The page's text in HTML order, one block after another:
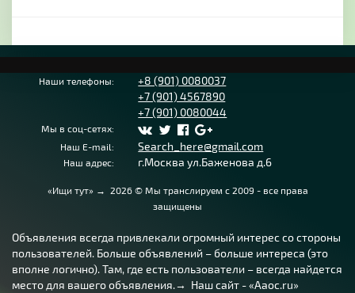
Наши телефоны:
+8 (901) 0080037
+7 (901) 4567890
+7 (901) 0080044
Мы в соц-сетях:
Наш E-mail:
Search_here@gmail.com
Наш адрес: г.Москва ул.Баженова д.6
«Ищи тут» → 2026© Мы транслируем с 2009 - все права
защищены
Объявления всегда привлекали огромный интерес со стороны
пользователей. Больше объявлений – больше интереса (это
вполне логично). Там, где есть пользователи – всегда найдется
место для вашего объявления.→ Наш сайт - «Aaoc.ru»